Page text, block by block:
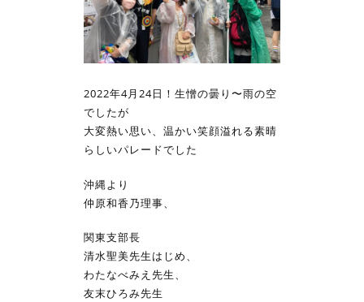
2022年4月24日！生憎の曇り〜雨の空
でしたが
大変熱い思い、温かい笑顔溢れる素晴
らしいパレードでした
沖縄より
仲原和香乃理事、
関東支部長
清水聖美先生はじめ、
わたなべみえ先生、
友末ひろみ先生